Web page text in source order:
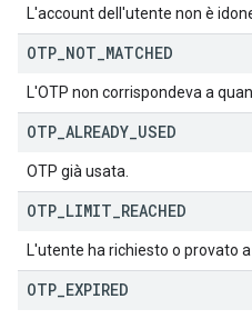
L'account dell'utente non è
OTP NOT MATCHED
L'OTP non corrispondeva a
OTP ALREADY USED
OTP già usata.
OTP LIMIT REACHED
L'utente ha richiesto o provato
OTP EXPIRED